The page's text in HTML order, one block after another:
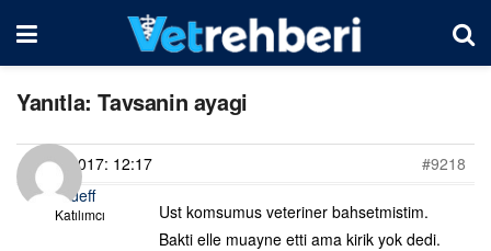
Yanıtla: Tavsanin ayagi
23/06/2017: 12:17
#9218
Sedeff
Katılımcı
Ust komsumus veteriner bahsetmistim.
Bakti elle muayne etti ama kirik yok dedi.